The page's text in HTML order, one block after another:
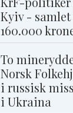
Kyiv -
160.000
To
Norsk
i russisk
i Ukraina